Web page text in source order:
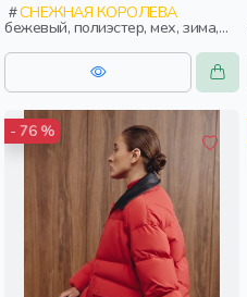
СНЕЖНАЯ КОРОЛЕВА
бежевый, полиэстер, мех, зима,
осень, россия, застежка,
утепленные, приталенные, ворот,
кнопки, карман, кулиска,
воротник, пояс, воротник-стойка,
- 76 %